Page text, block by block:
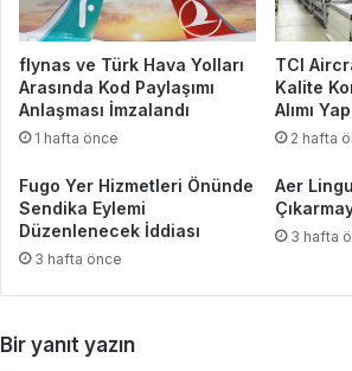
flynas ve Türk Hava Yolları
Arasında Kod Paylaşımı
Anlaşması İmzalandı
1 hafta önce
TCI
Kalite
Alımı
2 hafta
Fugo Yer Hizmetleri Önünde
Sendika Eylemi
Düzenlenecek İddiası
3 hafta önce
Aer
3 hafta
Bir yanıt yazın